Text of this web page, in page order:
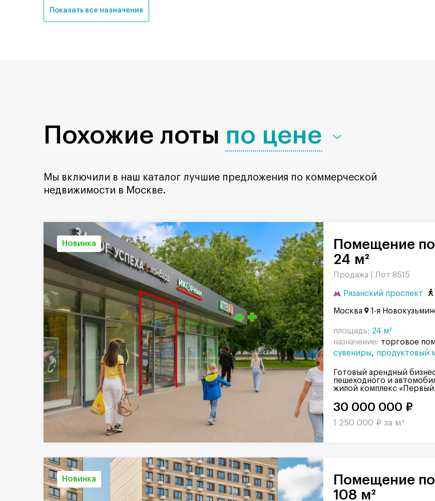
Показать все назначения
Похожие лоты по цене
Мы включили в наш каталог лучшие предложения по коммерческой
недвижимости в Москве.
Новинка
Помещение под парикмахерскую,
24 м²
Продажа | Лот 8515
Рязанский проспект
Москва 1-я
площадь: 24 м²
назначение: торговое
сувениры
продуктовый
Готовый арендный
пешеходного и
жилой комплекс
30 000 000 ₽
1 250 000 ₽ за м²
Новинка
Помещение под парикмахерскую,
108 м²